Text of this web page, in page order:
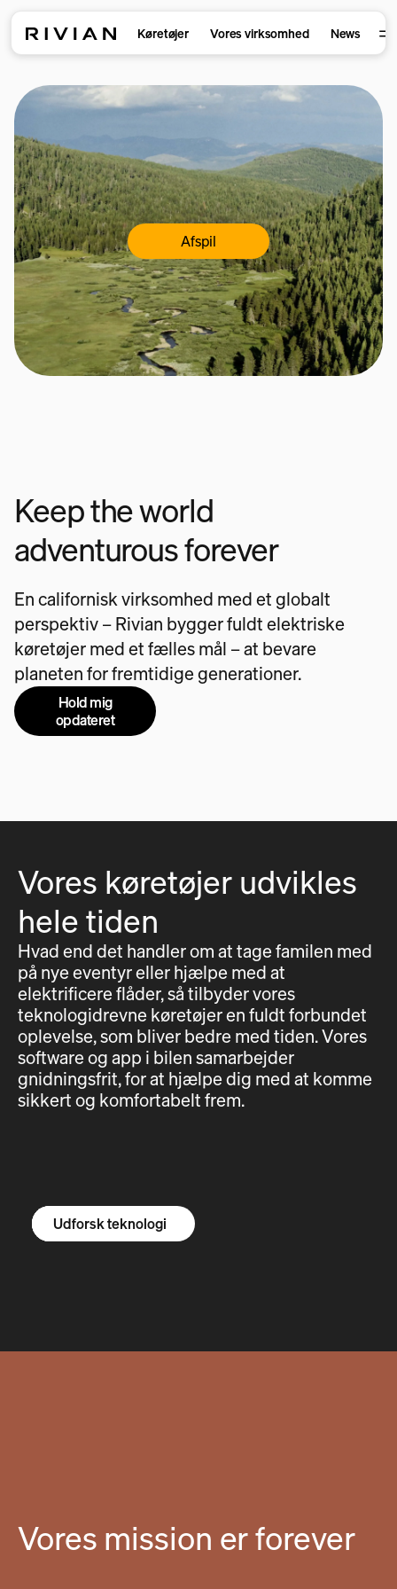
Køretøjer Vores virksomhed News
Afspil
Keep the world
adventurous forever
En californisk virksomhed med et globalt
perspektiv – Rivian bygger fuldt elektriske
køretøjer med et fælles mål – at bevare
planeten for fremtidige generationer.
Hold mig
opdateret
Vores køretøjer udvikles
hele tiden
Hvad end det handler om at tage familen med
på nye eventyr eller hjælpe med at
elektrificere flåder, så tilbyder vores
teknologidrevne køretøjer en fuldt forbundet
oplevelse, som bliver bedre med tiden. Vores
software og app i bilen samarbejder
gnidningsfrit, for at hjælpe dig med at komme
sikkert og komfortabelt frem.
Udforsk R1S
Udforsk R1T
Udforsk varevogne
Udforsk teknologi
Vores mission er forever